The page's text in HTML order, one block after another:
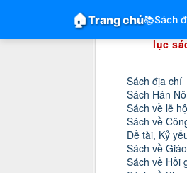
🏠Trang chủ📚Sách
Hệ thống hóa
lục
Sách địa chí
Sách Hán
Sách về lễ
Sách về
Đề tài, Kỷ
Sách về
Sách về Hồi